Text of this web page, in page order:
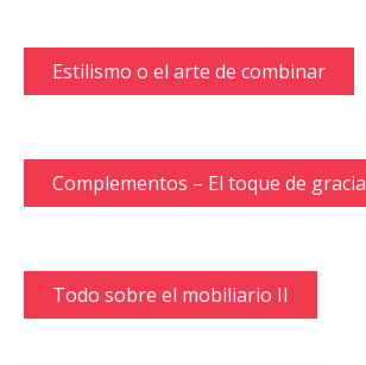
Estilismo o el arte de combinar
Complementos – El toque de gracia
Todo sobre el mobiliario II